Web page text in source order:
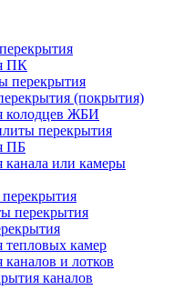
ПК
перекрытия
(покрытия)
колодцев ЖБИ
перекрытия
ПБ
или камеры
перекрытия
камер
и лотков
каналов